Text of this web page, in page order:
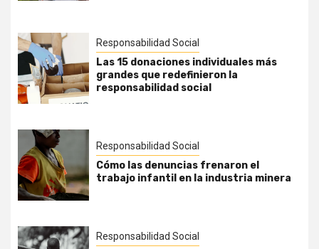
Responsabilidad Social
Las 15 donaciones individuales más
grandes que redefinieron la
responsabilidad social
Responsabilidad Social
Cómo las denuncias frenaron el
trabajo infantil en la industria minera
Responsabilidad Social